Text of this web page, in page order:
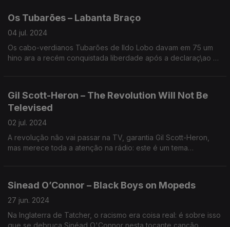
Os Tubarões – Labanta Braço
04 jul. 2024
Os cabo-verdianos Tubarões de Ildo Lobo davam em 75 um
hino ara a recém conquistada liberdade após a declaraç\ao de
Gil Scott-Heron – The Revolution Will Not Be
Televised
02 jul. 2024
A revolução não vai passar na TV, garantia Gil Scott-Heron,
mas merece toda a atenção na rádio: este é um tema
Sinead O’Connor – Black Boys on Mopeds
27 jun. 2024
Na Inglaterra de Tatcher, o racismo era coisa real: é sobre isso
que se debruça Sinéad O'Connor nesta tocante canção,